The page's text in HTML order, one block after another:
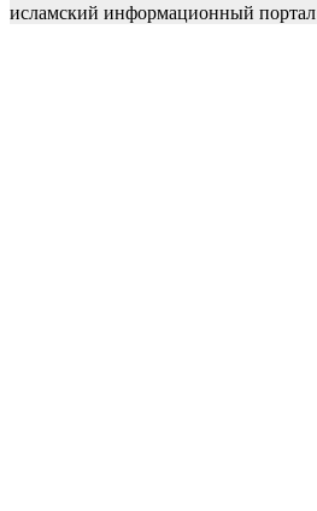
исламский информационный портал